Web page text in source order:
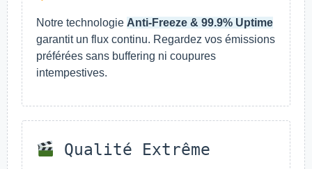
Notre technologie Anti-Freeze & 99.9% Uptime
garantit un flux continu. Regardez vos émissions
préférées sans buffering ni coupures
intempestives.
Qualité Extrême